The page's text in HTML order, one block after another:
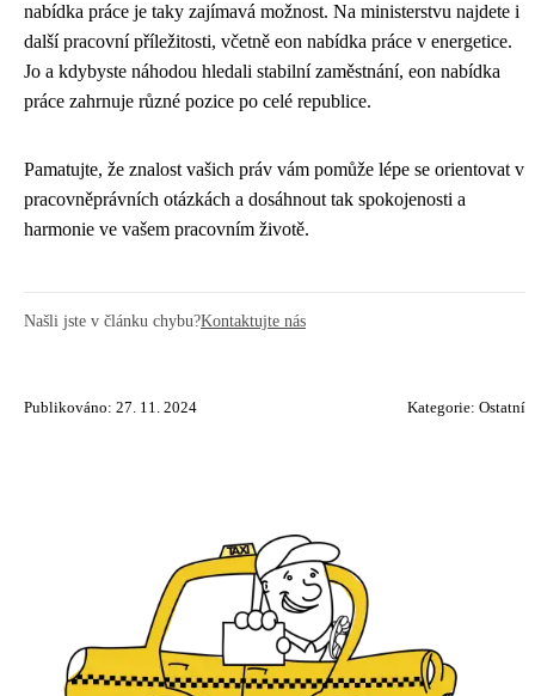
nabídka práce je taky zajímavá možnost. Na ministerstvu najdete i
další pracovní příležitosti, včetně eon nabídka práce v energetice.
Jo a kdybyste náhodou hledali stabilní zaměstnání, eon nabídka
práce zahrnuje různé pozice po celé republice.
Pamatujte, že znalost vašich práv vám pomůže lépe se orientovat v
pracovněprávních otázkách a dosáhnout tak spokojenosti a
harmonie ve vašem pracovním životě.
Našli jste v článku chybu?Kontaktujte nás
Publikováno: 27. 11. 2024 Kategorie: Ostatní